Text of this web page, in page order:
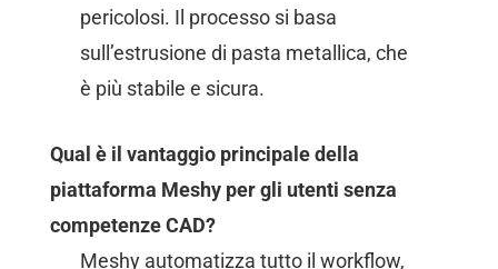
pericolosi. Il processo si basa
sull’estrusione di pasta metallica, che
è più stabile e sicura.
Qual è il vantaggio principale della
piattaforma Meshy per gli utenti senza
competenze CAD?
Meshy automatizza tutto il workflow,